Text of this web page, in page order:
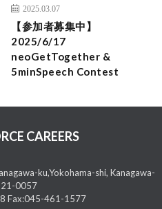
2025.03.07
【参加者募集中】
2025/6/17
neoGetTogether &
5minSpeech Contest
CAREERS
ku,Yokohama-shi, Kanagawa-
0057
Fax:045-461-1577